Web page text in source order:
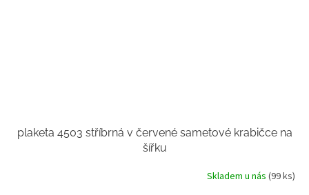
plaketa 4503 stříbrná v červené sametové krabičce na
šířku
Skladem u nás (99 ks)